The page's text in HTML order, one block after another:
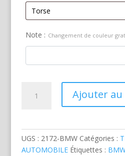
Note : Changement de couleur
Ajouter
UGS : 2172-BMW Catégories :
AUTOMOBILE Étiquettes :